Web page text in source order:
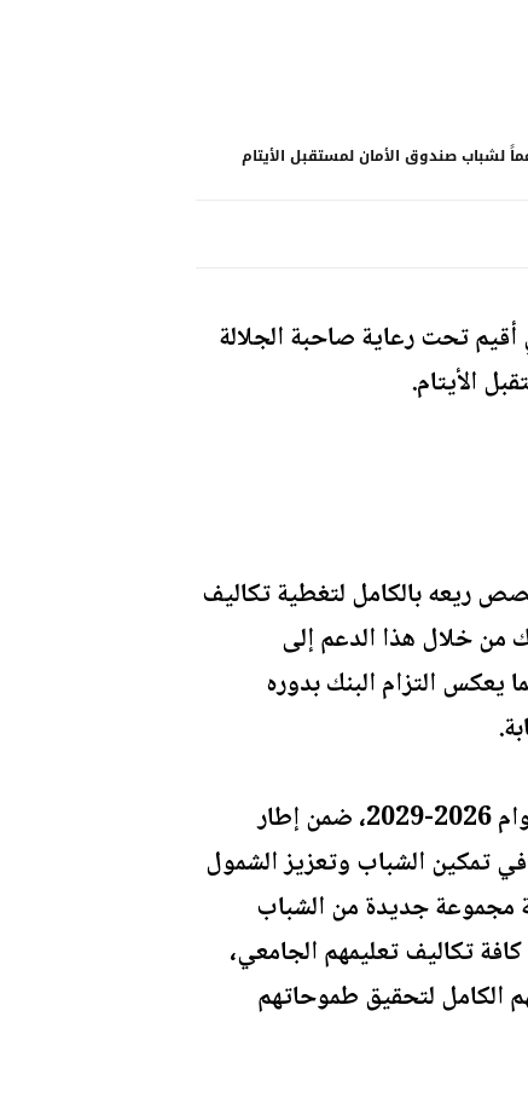
لشباب صندوق الأمان لمستقبل الأيتام
أقيم تحت رعاية صاحبة الجلالة
الأيتام.
ريعه بالكامل لتغطية تكاليف
من خلال هذا الدعم إلى
يعكس التزام البنك بدوره
وبالتزامن مع هذه الرعاية، جدد بنك الإسكان شراكته الاستراتيجية مع صندوق الأمان للأعوام 2026-2029، ضمن إطار
تمكين الشباب وتعزيز الشمول
مجموعة جديدة من الشباب
تكاليف تعليمهم الجامعي،
الكامل لتحقيق طموحاتهم